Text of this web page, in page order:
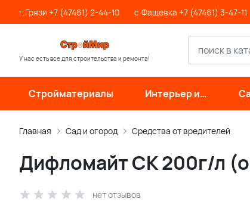
г.Грязи +7 (47461) 2-44-10 с.Фащевка +7 (47461) 3-47-11
У нас есть все для строительства и ремонта!
Стройматериалы
Интерьер и
отделка
Главная Сад и огород Средства от вредителей
Дифломайт СК 200г/л
нет отзывов